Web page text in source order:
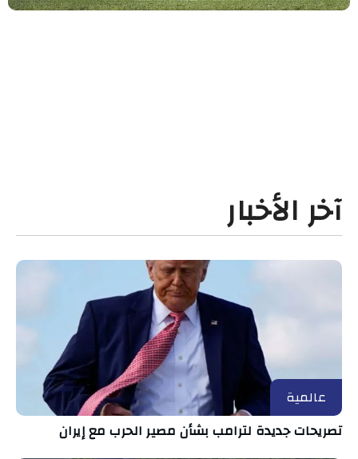
آخر الأخبار
عالمية
تصريحات جديدة لترامب بشأن مصير الحرب مع إيران